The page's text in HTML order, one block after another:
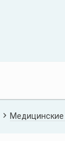
Медицинские